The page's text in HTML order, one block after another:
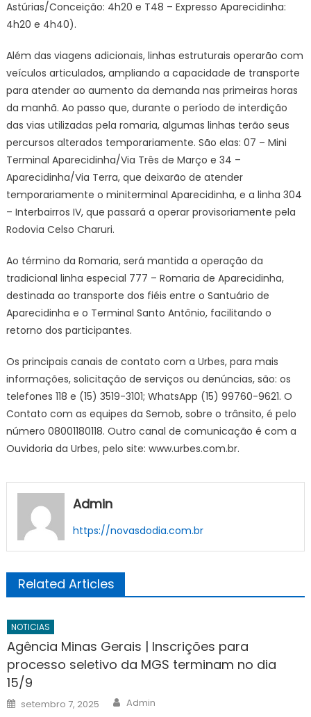
Astúrias/Conceição: 4h20 e T48 – Expresso Aparecidinha:
4h20 e 4h40).
Além das viagens adicionais, linhas estruturais operarão com
veículos articulados, ampliando a capacidade de transporte
para atender ao aumento da demanda nas primeiras horas
da manhã. Ao passo que, durante o período de interdição
das vias utilizadas pela romaria, algumas linhas terão seus
percursos alterados temporariamente. São elas: 07 – Mini
Terminal Aparecidinha/Via Três de Março e 34 –
Aparecidinha/Via Terra, que deixarão de atender
temporariamente o miniterminal Aparecidinha, e a linha 304
– Interbairros IV, que passará a operar provisoriamente pela
Rodovia Celso Charuri.
Ao término da Romaria, será mantida a operação da
tradicional linha especial 777 – Romaria de Aparecidinha,
destinada ao transporte dos fiéis entre o Santuário de
Aparecidinha e o Terminal Santo Antônio, facilitando o
retorno dos participantes.
Os principais canais de contato com a Urbes, para mais
informações, solicitação de serviços ou denúncias, são: os
telefones 118 e (15) 3519-3101; WhatsApp (15) 99760-9621. O
Contato com as equipes da Semob, sobre o trânsito, é pelo
número 08001180118. Outro canal de comunicação é com a
Ouvidoria da Urbes, pelo site: www.urbes.com.br.
Admin
https://novasdodia.com.br
Related Articles
NOTICIAS
Agência Minas Gerais | Inscrições para
processo seletivo da MGS terminam no dia
15/9
Posted
on
setembro 7, 2025 Author
Admin